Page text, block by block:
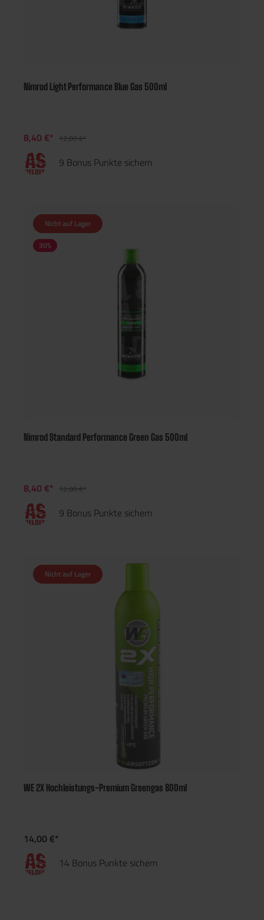
Nimrod Light Performance Blue Gas 500ml
8,40 €* 12,00 €*
9 Bonus Punkte sichern
Nicht auf Lager
30%
Nimrod Standard Performance Green Gas 500ml
8,40 €* 12,00 €*
9 Bonus Punkte sichern
Nicht auf Lager
WE 2X Hochleistungs-Premium Greengas 800ml
14,00 €*
14 Bonus Punkte sichern